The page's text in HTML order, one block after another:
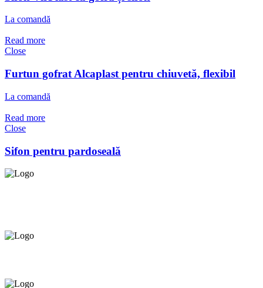
La comandă
Read more
Close
Furtun gofrat Alcaplast pentru chiuvetă, flexibil
La comandă
Read more
Close
Sifon pentru pardoseală